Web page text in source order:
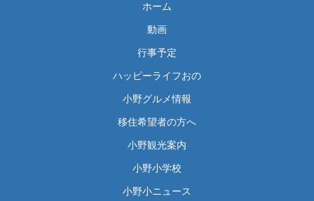
ホーム
動画
行事予定
ハッピーライフおの
小野グルメ情報
移住希望者の方へ
小野観光案内
小野小学校
小野小ニュース